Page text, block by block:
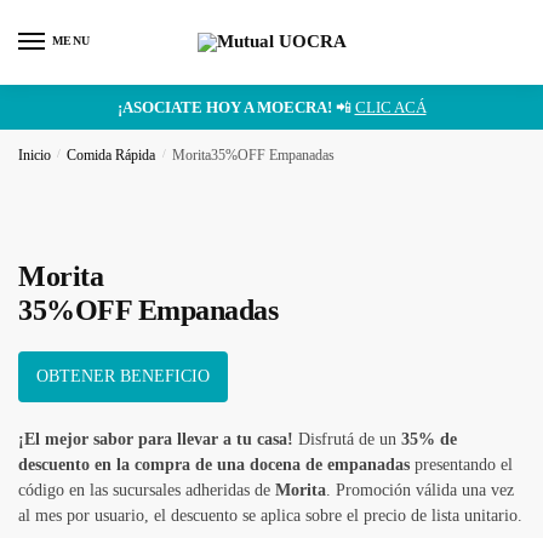
MENU
¡ASOCIATE HOY A MOECRA! 📲 CLIC ACÁ
Inicio / Comida Rápida / Morita35%OFF Empanadas
Morita
35%OFF Empanadas
OBTENER BENEFICIO
¡El mejor sabor para llevar a tu casa! Disfrutá de un 35% de
descuento en la compra de una docena de empanadas presentando el
código en las sucursales adheridas de Morita . Promoción válida una vez
al mes por usuario, el descuento se aplica sobre el precio de lista unitario.